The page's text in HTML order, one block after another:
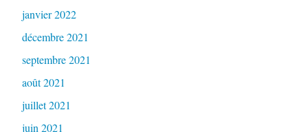
janvier 2022
décembre 2021
septembre 2021
août 2021
juillet 2021
juin 2021